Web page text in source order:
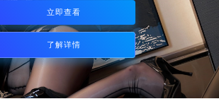
立即查看
了解详情